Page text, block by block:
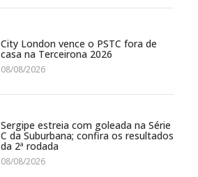
City London vence o PSTC fora de
casa na Terceirona 2026
08/08/2026
Sergipe estreia com goleada na Série
C da Suburbana; confira os resultados
da 2ª rodada
08/08/2026